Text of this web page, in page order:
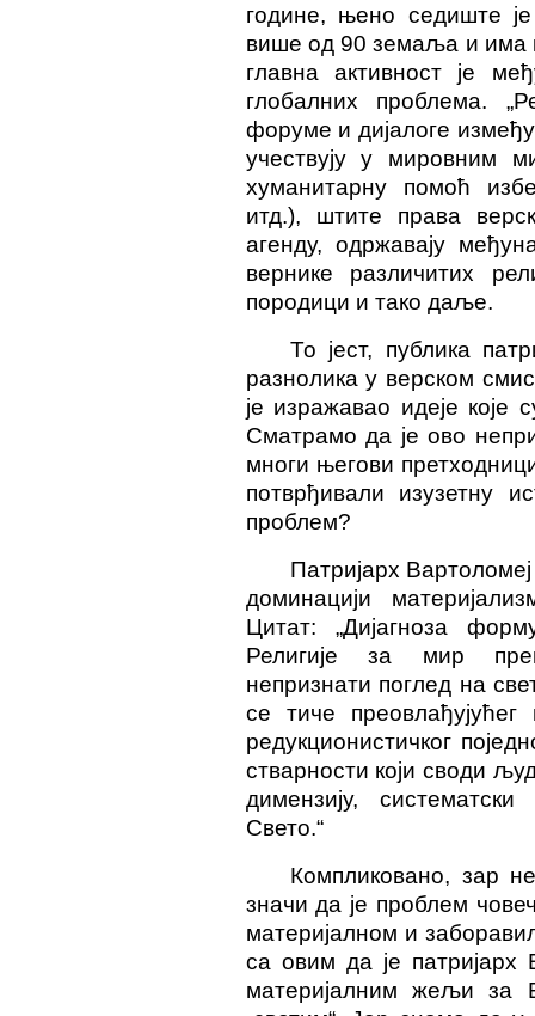
године, њено седиште
више од 90 земаља и има
главна активност је
глобалних проблема.
форуме и дијалоге
учествују у мировним
хуманитарну помоћ
итд.), штите права
агенду, одржавају
вернике различитих
породици и тако даље.
То јест, публика
разнолика у верском
је изражавао идеје
Сматрамо да је ово
многи његови
потврђивали изузетну
проблем?
Патријарх
доминацији
Цитат: „Дијагноза
Религије за мир
непризнати поглед на
се тиче преовлађујућег
редукционистичког
стварности који своди
димензију,
Свето.“
Компликовано, зар
значи да је проблем
материјалном и
са овим да је патријарх
материјалним жељи за